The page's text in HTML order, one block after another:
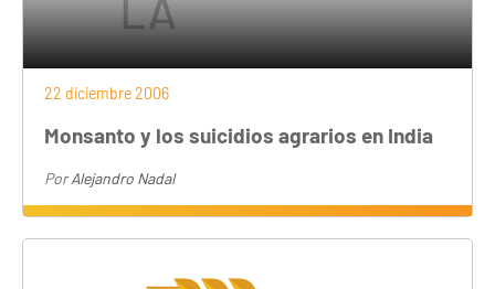
22 diciembre 2006
Monsanto y los suicidios agrarios en India
PorAlejandro Nadal